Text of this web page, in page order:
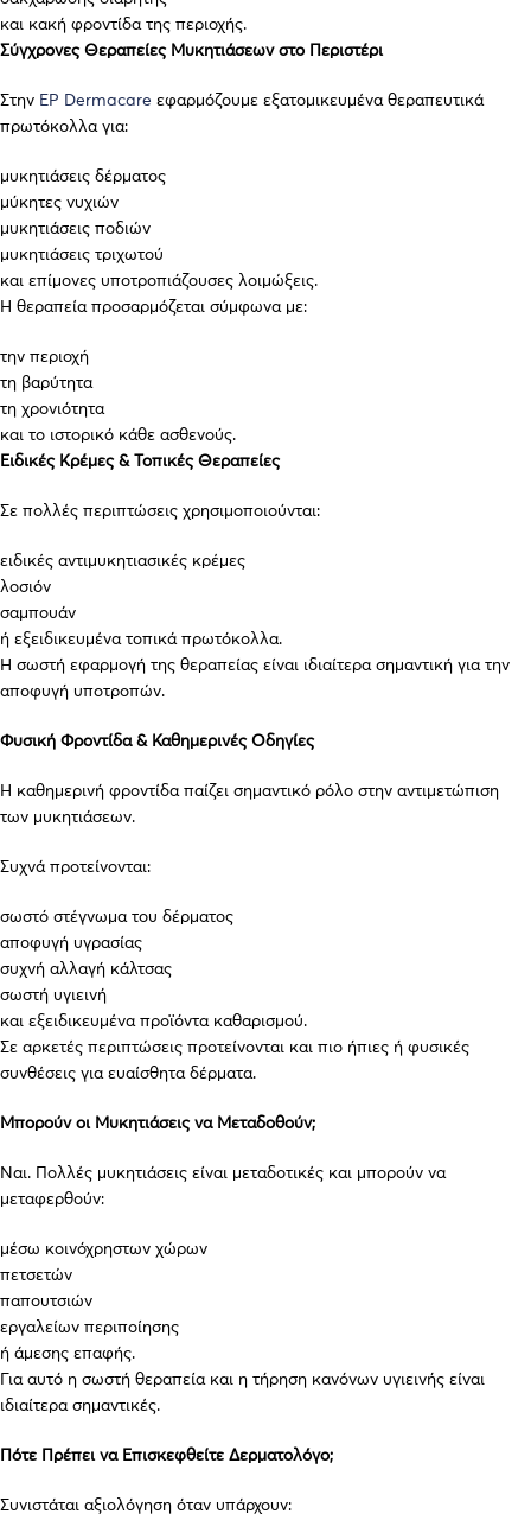
και κακή φροντίδα της περιοχής.
Σύγχρονες Θεραπείες Μυκητιάσεων στο Περιστέρι
Στην EP Dermacare εφαρμόζουμε εξατομικευμένα θεραπευτικά
πρωτόκολλα για:
μυκητιάσεις δέρματος
μύκητες νυχιών
μυκητιάσεις ποδιών
μυκητιάσεις τριχωτού
και επίμονες υποτροπιάζουσες λοιμώξεις.
Η θεραπεία προσαρμόζεται σύμφωνα με:
την περιοχή
τη βαρύτητα
τη χρονιότητα
και το ιστορικό κάθε ασθενούς.
Ειδικές Κρέμες & Τοπικές Θεραπείες
Σε πολλές περιπτώσεις χρησιμοποιούνται:
ειδικές αντιμυκητιασικές κρέμες
λοσιόν
σαμπουάν
ή εξειδικευμένα τοπικά πρωτόκολλα.
Η σωστή εφαρμογή της θεραπείας είναι ιδιαίτερα σημαντική για την
αποφυγή υποτροπών.
Φυσική Φροντίδα & Καθημερινές Οδηγίες
Η καθημερινή φροντίδα παίζει σημαντικό ρόλο στην αντιμετώπιση
των μυκητιάσεων.
Συχνά προτείνονται:
σωστό στέγνωμα του δέρματος
αποφυγή υγρασίας
συχνή αλλαγή κάλτσας
σωστή υγιεινή
και εξειδικευμένα προϊόντα καθαρισμού.
Σε αρκετές περιπτώσεις προτείνονται και πιο ήπιες ή φυσικές
συνθέσεις για ευαίσθητα δέρματα.
Μπορούν οι Μυκητιάσεις να Μεταδοθούν;
Ναι. Πολλές μυκητιάσεις είναι μεταδοτικές και μπορούν να
μεταφερθούν:
μέσω κοινόχρηστων χώρων
πετσετών
παπουτσιών
εργαλείων περιποίησης
ή άμεσης επαφής.
Για αυτό η σωστή θεραπεία και η τήρηση κανόνων υγιεινής είναι
ιδιαίτερα σημαντικές.
Πότε Πρέπει να Επισκεφθείτε Δερματολόγο;
Συνιστάται αξιολόγηση όταν υπάρχουν: